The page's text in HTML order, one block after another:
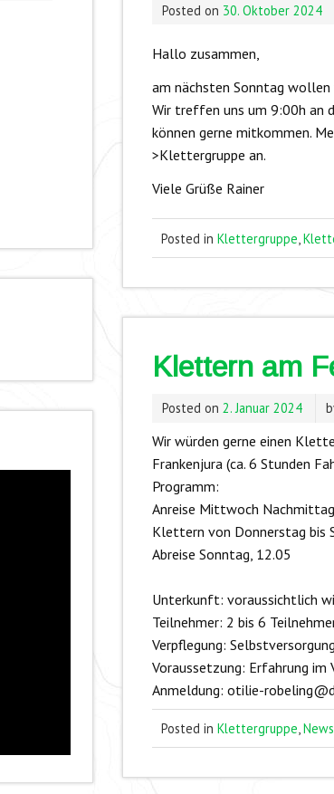
Posted on 30. Oktober 2024
Hallo zusammen,
am nächsten Sonntag
Wir treffen uns um 9:00h an
können gerne mitkommen.
>Klettergruppe an.
Viele Grüße Rainer
Posted in Klettergruppe
Klettern am
Posted on 2. Januar 2024
Wir würden gerne einen
Frankenjura (ca. 6 Stunden
Programm:
Anreise Mittwoch
Klettern von Donnerstag bis
Abreise Sonntag, 12.05
Unterkunft: voraussichtlich
Teilnehmer: 2 bis 6
Verpflegung:
Voraussetzung: Erfahrung im
Anmeldung: otilie-
Posted in Klettergruppe,News